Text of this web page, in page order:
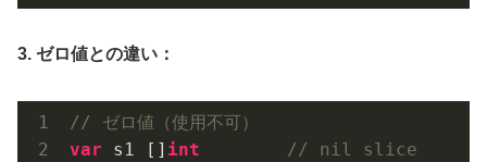
3. ゼロ値との違い：
// ゼロ値（使用不可）
var s1 [] int
// nil slice